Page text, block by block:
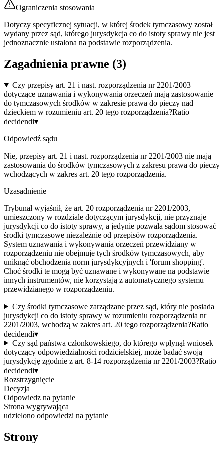
Ograniczenia stosowania
Dotyczy specyficznej sytuacji, w której środek tymczasowy został
wydany przez sąd, którego jurysdykcja co do istoty sprawy nie jest
jednoznacznie ustalona na podstawie rozporządzenia.
Zagadnienia prawne (3)
Czy przepisy art. 21 i nast. rozporządzenia nr 2201/2003
dotyczące uznawania i wykonywania orzeczeń mają zastosowanie
do tymczasowych środków w zakresie prawa do pieczy nad
dzieckiem w rozumieniu art. 20 tego rozporządzenia?Ratio
decidendi▾
Odpowiedź sądu
Nie, przepisy art. 21 i nast. rozporządzenia nr 2201/2003 nie mają
zastosowania do środków tymczasowych z zakresu prawa do pieczy
wchodzących w zakres art. 20 tego rozporządzenia.
Uzasadnienie
Trybunał wyjaśnił, że art. 20 rozporządzenia nr 2201/2003,
umieszczony w rozdziale dotyczącym jurysdykcji, nie przyznaje
jurysdykcji co do istoty sprawy, a jedynie pozwala sądom stosować
środki tymczasowe niezależnie od przepisów rozporządzenia.
System uznawania i wykonywania orzeczeń przewidziany w
rozporządzeniu nie obejmuje tych środków tymczasowych, aby
uniknąć obchodzenia norm jurysdykcyjnych i 'forum shopping'.
Choć środki te mogą być uznawane i wykonywane na podstawie
innych instrumentów, nie korzystają z automatycznego systemu
przewidzianego w rozporządzeniu.
Czy środki tymczasowe zarządzane przez sąd, który nie posiada
jurysdykcji co do istoty sprawy w rozumieniu rozporządzenia nr
2201/2003, wchodzą w zakres art. 20 tego rozporządzenia?Ratio
decidendi▾
Czy sąd państwa członkowskiego, do którego wpłynął wniosek
dotyczący odpowiedzialności rodzicielskiej, może badać swoją
jurysdykcję zgodnie z art. 8-14 rozporządzenia nr 2201/2003?Ratio
decidendi▾
Rozstrzygnięcie
Decyzja
Odpowiedz na pytanie
Strona wygrywająca
udzielono odpowiedzi na pytanie
Strony